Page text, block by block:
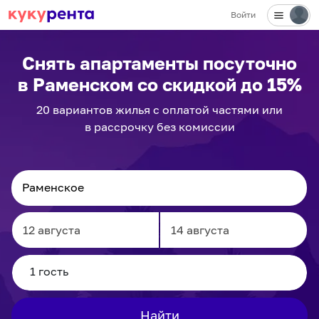
Войти
Снять апартаменты посуточно
в Раменском со скидкой до 15%
20 вариантов жилья с оплатой частями или
в рассрочку без комиссии
Navigate
forward
to
interact
Navigate
to
interact
Найти